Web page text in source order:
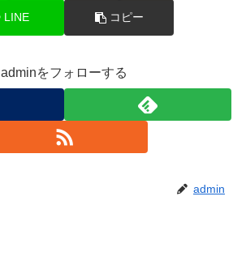
LINE コピー
adminをフォローする
admin